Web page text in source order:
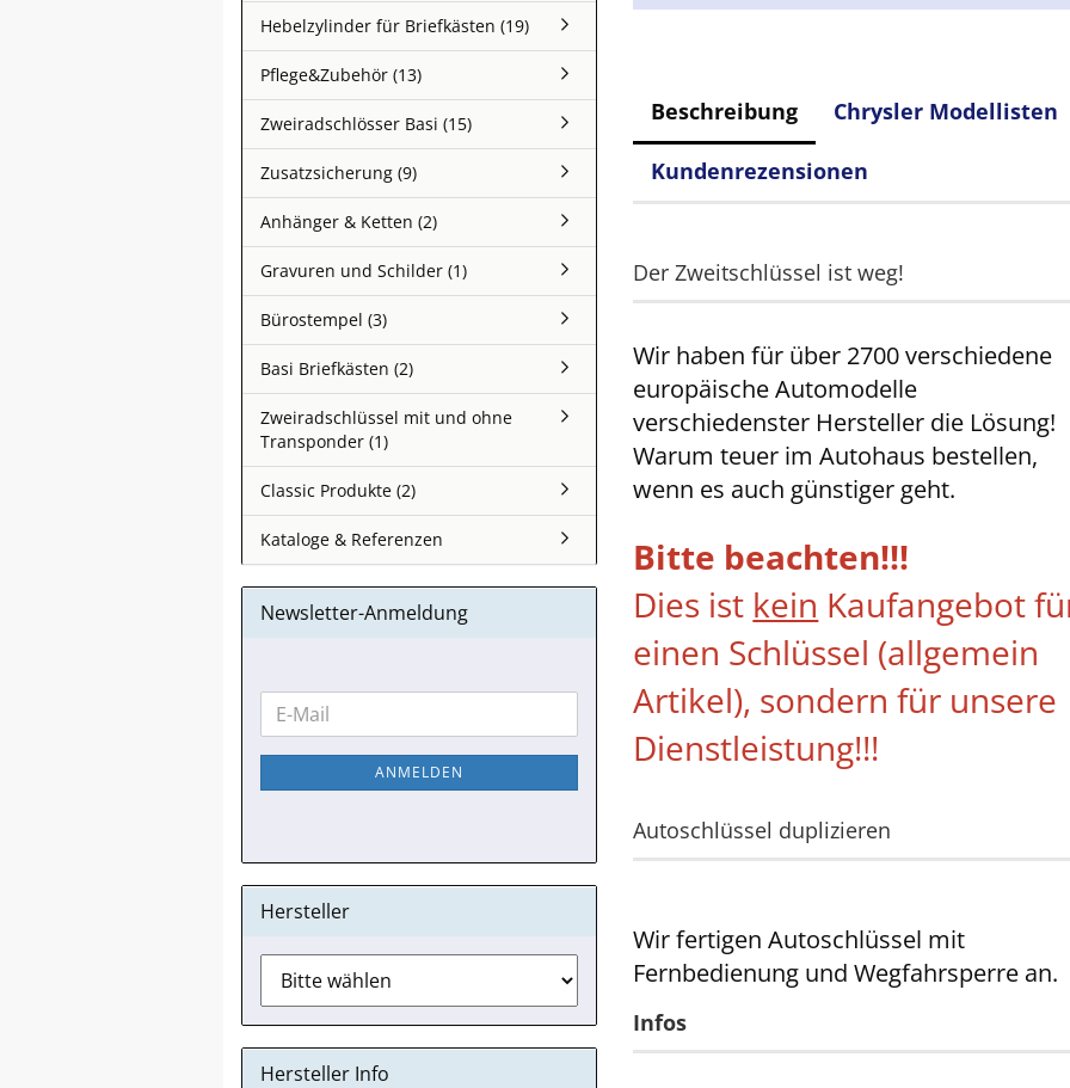
Beschreibung Chrysler Modellisten
Kundenrezensionen
Der Zweitschlüssel ist weg!
Wir haben für über 2700 verschiedene
europäische Automodelle
verschiedenster Hersteller die Lösung!
Warum teuer im Autohaus bestellen,
wenn es auch günstiger geht.
Bitte beachten!!!
Dies ist kein Kaufangebot
einen Schlüssel (allgemein
Artikel), sondern für unsere
Dienstleistung!!!
Autoschlüssel duplizieren
Wir fertigen Autoschlüssel mit
Fernbedienung und Wegfahrsperre an.
Infos
Hebelzylinder für Briefkästen (19)
Pflege&Zubehör (13)
Zweiradschlösser Basi (15)
Zusatzsicherung (9)
Anhänger & Ketten (2)
Gravuren und Schilder (1)
Bürostempel (3)
Basi Briefkästen (2)
Zweiradschlüssel mit und ohne
Transponder (1)
Classic Produkte (2)
Kataloge & Referenzen
Newsletter-Anmeldung
WEITER
ZUR
NEWSLETTER-
ANMELDUNG
E-
Mail
ANMELDEN
Hersteller
Hersteller Info